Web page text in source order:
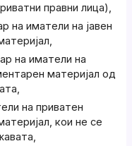
правни лица),
на иматели на јавен
на иматели на
материјал од
на приватен
кои не се